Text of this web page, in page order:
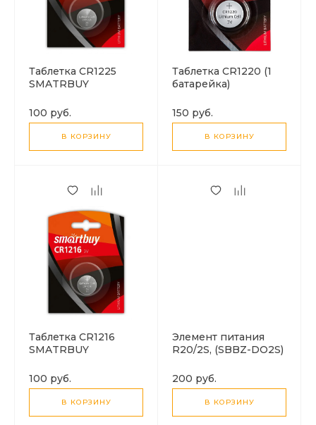
Таблетка CR1225
SMATRBUY
100 руб.
В КОРЗИНУ
Таблетка CR1220 (1
батарейка)
150 руб.
В КОРЗИНУ
Таблетка CR1216
SMATRBUY
100 руб.
В КОРЗИНУ
Элемент питания
R20/2S, (SBBZ-DO2S)
Батарейка)
200 руб.
В КОРЗИНУ